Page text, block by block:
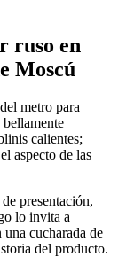
ruso en
Moscú
metro para
bellamente
calientes;
aspecto de las
presentación,
lo invita a
cucharada de
del producto.